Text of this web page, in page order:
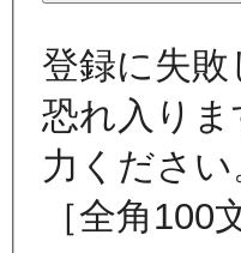
登録に失敗
恐れ入りま
力ください
［全角100